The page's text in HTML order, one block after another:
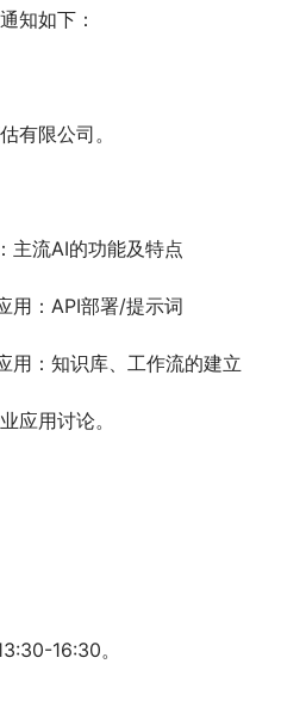
知如下：
有限公司。
主流AI的功能及特点
用：API部署/提示词
用：知识库、工作流的建立
应用讨论。
16:30。